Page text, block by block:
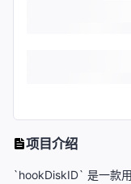
项目介绍
`hookDiskID` 是一款